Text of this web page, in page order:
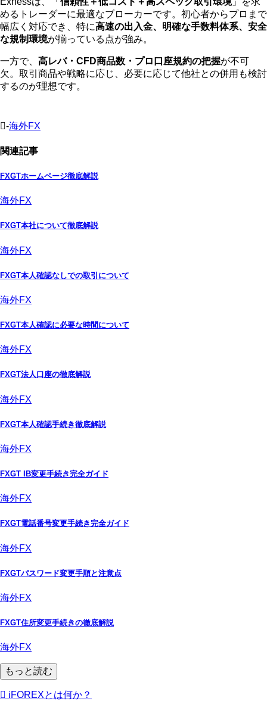
めるトレーダーに最適なブローカーです。初心者からプロまで
幅広く対応でき、特に高速の出入金、明確な手数料体系、安全
な規制環境が揃っている点が強み。
一方で、 高レバ・CFD商品数・プロ口座規約の把握が不可
欠。取引商品や戦略に応じ、必要に応じて他社との併用も検討
するのが理想です。
-海外FX
関連記事
FXGTホームページ徹底解説
海外FX
FXGT本社について徹底解説
海外FX
FXGT本人確認なしでの取引について
海外FX
FXGT本人確認に必要な時間について
海外FX
FXGT法人口座の徹底解説
海外FX
FXGT本人確認手続き徹底解説
海外FX
FXGT IB変更手続き完全ガイド
海外FX
FXGT電話番号変更手続き完全ガイド
海外FX
FXGTパスワード変更手順と注意点
海外FX
FXGT住所変更手続きの徹底解説
海外FX
もっと読む
iFOREXとは何か？